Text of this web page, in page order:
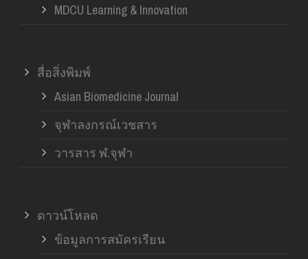
MDCU Learning & Innovation
สื่อสิ่งพิมพ์
Asian Biomedicine Journal
จุฬาลงกรณ์เวชสาร
วารสาร ฬ.จุฬา
ดาวน์โหลด
ข้อมูลการสมัครเรียน